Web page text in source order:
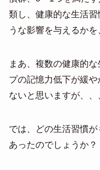
類し、健康的な生活
うな影響を与えるかを
まあ、複数の健康的
プの記憶力低下が緩
ないと思いますが、、
では、どの生活習慣
あったのでしょうか？